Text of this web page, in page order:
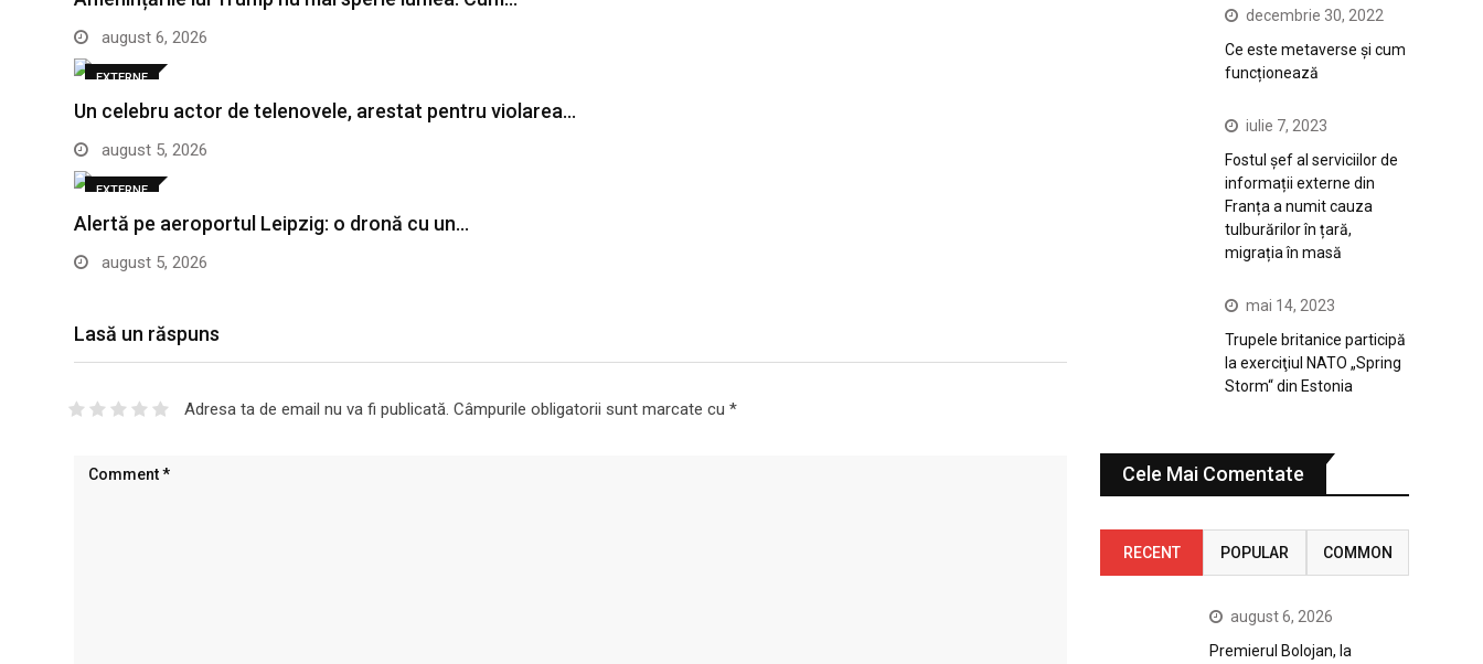
august 6, 2026
EXTERNE
Un celebru actor de telenovele, arestat pentru violarea…
august 5, 2026
EXTERNE
Alertă pe aeroportul Leipzig: o dronă cu un…
august 5, 2026
Lasă un răspuns
Adresa ta de email nu va fi publicată. Câmpurile obligatorii sunt marcate cu *
decembrie 30, 2022
Ce este metaverse și cum
funcționează
iulie 7, 2023
Fostul șef al serviciilor de
informații externe din
Franța a numit cauza
tulburărilor în țară,
migrația în masă
mai 14, 2023
Trupele britanice participă
la exerciţiul NATO „Spring
Storm“ din Estonia
Cele Mai Comentate
RECENT POPULAR COMMON
august 6, 2026
Premierul Bolojan, la